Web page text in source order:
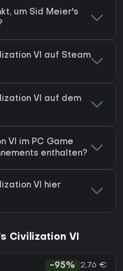
um Sid Meier's
VI auf Steam
VI auf dem
VI im PC Game
enthalten?
VI hier
Civilization VI
-95% 2,76 €